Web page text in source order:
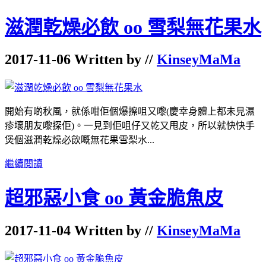
滋潤乾燥必飲 oo 雪梨無花果水
2017-11-06 Written by // KinseyMaMa
開始有啲秋風，就係咁佢個爆擦咀又嚟(慶幸身體上都未見濕
疹壞朋友嚟探佢)。一見到佢咀仔又乾又甩皮，所以就快快手
煲個滋潤乾燥必飲嘅無花果雪梨水...
繼續閱讀
超邪惡小食 oo 黃金脆魚皮
2017-11-04 Written by // KinseyMaMa